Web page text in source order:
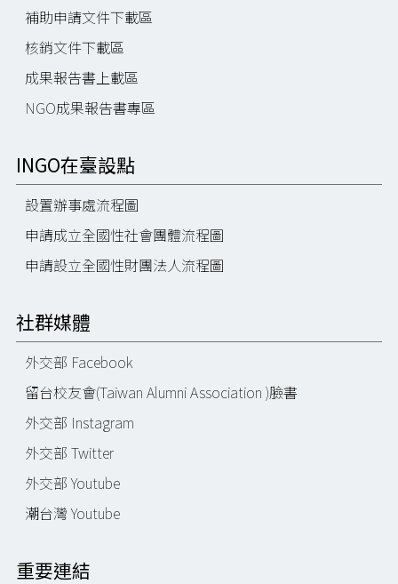
補助申請文件下載區
核銷文件下載區
成果報告書上載區
NGO成果報告書專區
INGO在臺設點
設置辦事處流程圖
申請成立全國性社會團體流程圖
申請設立全國性財團法人流程圖
社群媒體
外交部 Facebook
留台校友會(Taiwan Alumni Association )臉書
外交部 Instagram
外交部 Twitter
外交部 Youtube
潮台灣 Youtube
重要連結